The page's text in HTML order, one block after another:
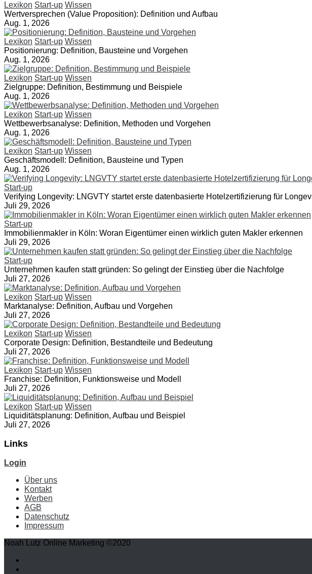
Lexikon Start-up Wissen
Wertversprechen (Value Proposition): Definition und Aufbau
Aug. 1, 2026
Lexikon Start-up Wissen
Positionierung: Definition, Bausteine und Vorgehen
Aug. 1, 2026
Lexikon Start-up Wissen
Zielgruppe: Definition, Bestimmung und Beispiele
Aug. 1, 2026
Lexikon Start-up Wissen
Wettbewerbsanalyse: Definition, Methoden und Vorgehen
Aug. 1, 2026
Lexikon Start-up Wissen
Geschäftsmodell: Definition, Bausteine und Typen
Aug. 1, 2026
Start-up
Verifying Longevity: LNGVTY startet erste datenbasierte Hotelzertifizierung für
Juli 29, 2026
Start-up
Immobilienmakler in Köln: Woran Eigentümer einen wirklich guten Makler erkennen
Juli 29, 2026
Start-up
Unternehmen kaufen statt gründen: So gelingt der Einstieg über die Nachfolge
Juli 27, 2026
Lexikon Start-up Wissen
Marktanalyse: Definition, Aufbau und Vorgehen
Juli 27, 2026
Lexikon Start-up Wissen
Corporate Design: Definition, Bestandteile und Bedeutung
Juli 27, 2026
Lexikon Start-up Wissen
Franchise: Definition, Funktionsweise und Modell
Juli 27, 2026
Lexikon Start-up Wissen
Liquiditätsplanung: Definition, Aufbau und Beispiel
Juli 27, 2026
Links
Login
Über uns
Kontakt
Werben
AGB
Datenschutz
Impressum
Noah Lutz Online Marketing ©2020